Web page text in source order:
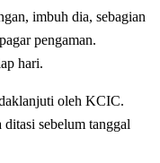
imbuh dia, sebagian
pengaman.
hari.
oleh KCIC.
sebelum tanggal